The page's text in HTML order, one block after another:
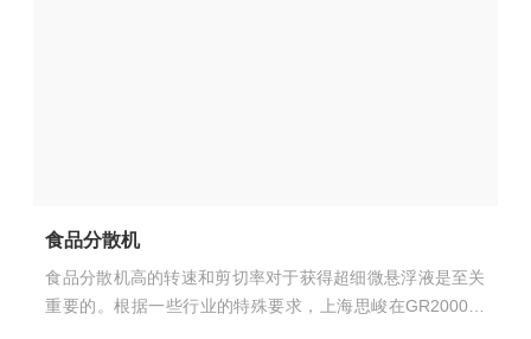
食品分散机
食品分散机高的转速和剪切率对于获得超细微悬浮液是至关
重要的。根据一些行业的特殊要求，上海思峻在GR2000的